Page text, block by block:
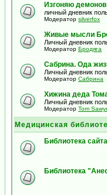
Изгоняю демонов
личный дневник
Модератор silverfox
Живые мысли
Личный дневник
Модератор Бродяга
Сабрина. Ода
Личный дневник
Модератор Сабрина
Хижина деда
Личный дневник
Модератор Tom
Медицинская
Библиотека
Библиотека